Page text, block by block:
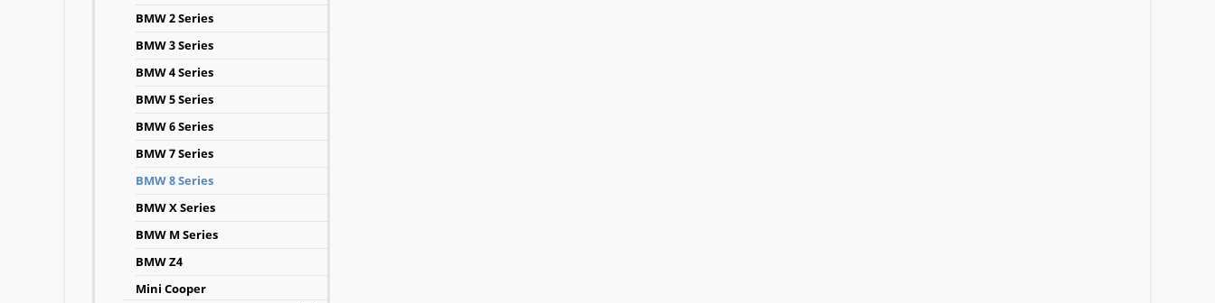
BMW 2 Series
BMW 3 Series
BMW 4 Series
BMW 5 Series
BMW 6 Series
BMW 7 Series
BMW 8 Series
BMW X Series
BMW M Series
BMW Z4
Mini Cooper